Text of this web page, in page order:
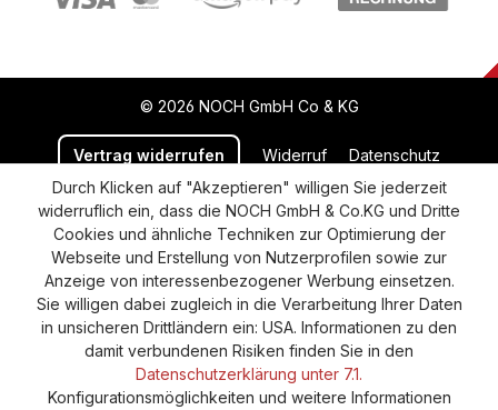
© 2026 NOCH GmbH Co & KG
Vertrag widerrufen Widerruf Datenschutz
Versand und Zahlung AGB
Impressum
Cookie-Einstellungen
Barrierefreiheitserklärung
Durch Klicken auf "Akzeptieren" willigen Sie jederzeit
widerruflich ein, dass die NOCH GmbH & Co.KG und Dritte
Cookies und ähnliche Techniken zur Optimierung der
Webseite und Erstellung von Nutzerprofilen sowie zur
Anzeige von interessenbezogener Werbung einsetzen.
Sie willigen dabei zugleich in die Verarbeitung Ihrer Daten
in unsicheren Drittländern ein: USA. Informationen zu den
damit verbundenen Risiken finden Sie in den
Datenschutzerklärung unter 7.1.
Konfigurationsmöglichkeiten und weitere Informationen